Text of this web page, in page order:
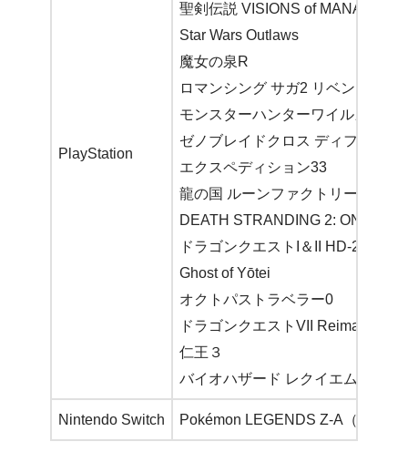
PlayStation
聖剣伝説 VISIONS of MANA
Star Wars Outlaws
魔女の泉R
ロマンシング サガ2 リベンジオブ
モンスターハンターワイルズ
ゼノブレイドクロス ディフィニテ
エクスペディション33
龍の国 ルーンファクトリー
DEATH STRANDING 2: ON THE
ドラゴンクエストI＆II HD-2D版
Ghost of Yōtei
オクトパストラベラー0
ドラゴンクエストVII Reimagined
仁王３
バイオハザード レクイエム
Nintendo Switch Pokémon LEGENDS Z-A（ゼット